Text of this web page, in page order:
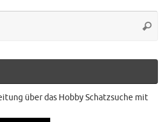
über das Hobby Schatzsuche mit